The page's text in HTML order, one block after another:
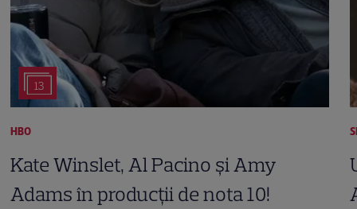
13
HBO
Kate Winslet, Al Pacino și Amy
Adams în producții de nota 10!